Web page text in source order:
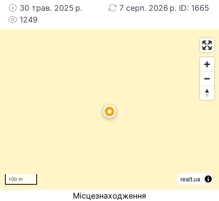
30 трав. 2025 р.
7 серп. 2026 р. ID: 1665
1249
100 m realt.ua
Місцезнаходження